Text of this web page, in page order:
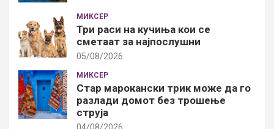
МИКСЕР
Три раси на кучиња кои се
сметаат за најпослушни
05/08/2026
МИКСЕР
Стар марокански трик може да го
разлади домот без трошење
струја
04/08/2026